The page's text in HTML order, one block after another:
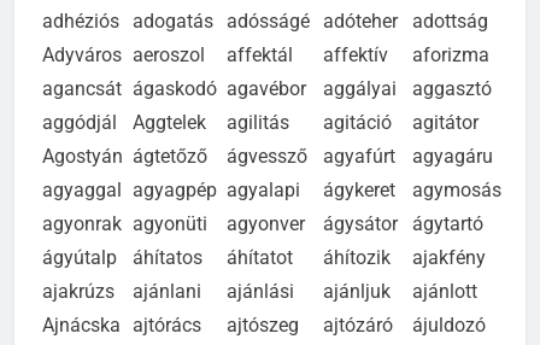
adhéziós
adogatás adósságé adóteher
adottság
Adyváros aeroszol affektál affektív
aforizma
agancsát ágaskodó agavébor aggályai
aggasztó
aggódjál
Aggtelek agilitás agitáció
agitátor
Agostyán ágtetőző ágvessző agyafúrt
agyagáru
agyaggal agyagpép agyalapi ágykeret
agymosás
agyonrak agyonüti agyonver ágysátor
ágytartó
ágyútalp
áhítatos áhítatot áhítozik
ajakfény
ajakrúzs
ajánlani ajánlási ajánljuk
ajánlott
Ajnácska
ajtórács ajtószeg ajtózáró
ájuldozó